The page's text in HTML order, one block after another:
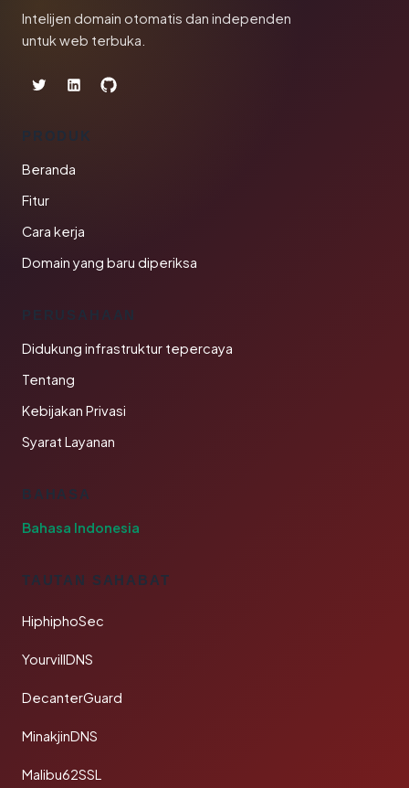
Intelijen domain otomatis dan independen
untuk web terbuka.
PRODUK
Beranda
Fitur
Cara kerja
Domain yang baru diperiksa
PERUSAHAAN
Didukung infrastruktur tepercaya
Tentang
Kebijakan Privasi
Syarat Layanan
BAHASA
Bahasa Indonesia
TAUTAN SAHABAT
HiphiphoSec
YourvillDNS
DecanterGuard
MinakjinDNS
Malibu62SSL